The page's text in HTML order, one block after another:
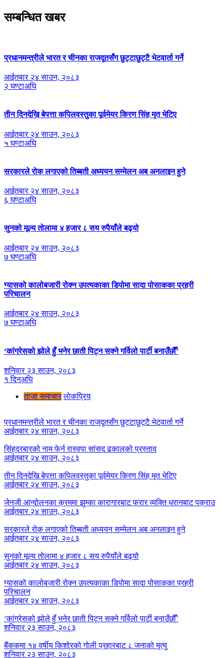
सम्बन्धित खबर
प्रधानमन्त्रीले भारत र चीनका राजदूतसँग छुट्टाछुट्टै भेटवार्ता गर्ने
आईतबार २४ साउन, २०८३
२ घण्टाअघि
तीन दिनदेखि बेपत्ता कपिलवस्तुका पूर्वमेयर किरण सिंह मृत भेटिए
आईतबार २४ साउन, २०८३
५ घण्टाअघि
सरकारले रोक लगाएको तिब्बती अध्ययन सम्मेलन अब अनलाइन हुने
आईतबार २४ साउन, २०८३
६ घण्टाअघि
सुनको मूल्य तोलामा ४ हजार ८ सय रुपैयाँले बढ्यो
आईतबार २४ साउन, २०८३
७ घण्टाअघि
ग्यासको कालोबजारी रोक्न उपत्यकाका डिपोमा सादा पोसाकका प्रहरी
परिचालन
आईतबार २४ साउन, २०८३
७ घण्टाअघि
‘कांग्रेसको झोले हुँ भनेर छाती पिट्न सक्ने गर्विलो पार्टी बनाउँछौँ’
शनिवार २३ साउन, २०८३
१ दिनअघि
ताजा समाचार लाेकप्रिय
प्रधानमन्त्रीले भारत र चीनका राजदूतसँग छुट्टाछुट्टै भेटवार्ता गर्ने
आईतबार २४ साउन, २०८३
सिंहदरबारको नाम फेर्न रास्वपा सांसद ढकालको प्रस्ताव
आईतबार २४ साउन, २०८३
तीन दिनदेखि बेपत्ता कपिलवस्तुका पूर्वमेयर किरण सिंह मृत भेटिए
आईतबार २४ साउन, २०८३
जेनजी आन्दोलनका क्रममा झुम्का कारागारबाट फरार व्यक्ति धरानबाट पक्राउ
आईतबार २४ साउन, २०८३
सरकारले रोक लगाएको तिब्बती अध्ययन सम्मेलन अब अनलाइन हुने
आईतबार २४ साउन, २०८३
सुनको मूल्य तोलामा ४ हजार ८ सय रुपैयाँले बढ्यो
आईतबार २४ साउन, २०८३
ग्यासको कालोबजारी रोक्न उपत्यकाका डिपोमा सादा पोसाकका प्रहरी
परिचालन
आईतबार २४ साउन, २०८३
‘कांग्रेसको झोले हुँ भनेर छाती पिट्न सक्ने गर्विलो पार्टी बनाउँछौँ’
शनिवार २३ साउन, २०८३
बैंककमा १४ वर्षीय किशोरको गोली प्रहारबाट ८ जनाको मृत्यु
शनिवार २३ साउन, २०८३